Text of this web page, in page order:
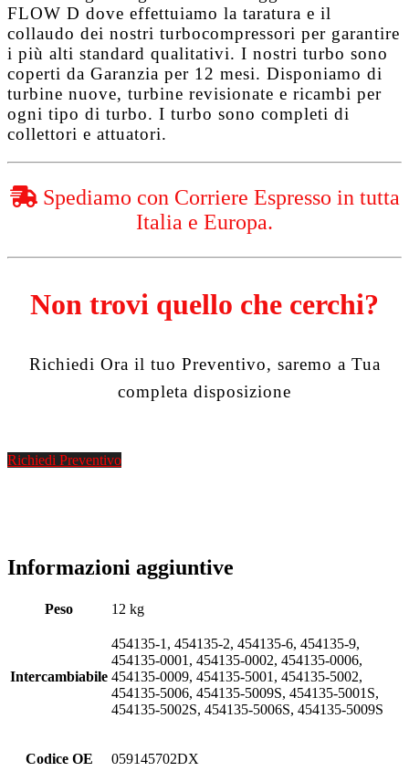
FLOW D dove effettuiamo la taratura e il
collaudo dei nostri turbocompressori per garantire
i più alti standard qualitativi. I nostri turbo sono
coperti da Garanzia per 12 mesi. Disponiamo di
turbine nuove, turbine revisionate e ricambi per
ogni tipo di turbo. I turbo sono completi di
collettori e attuatori.
Spediamo con Corriere Espresso in tutta
Italia e Europa.
Non trovi quello che cerchi?
Richiedi Ora il tuo Preventivo, saremo a Tua
completa disposizione
Richiedi Preventivo
Informazioni aggiuntive
Peso 12 kg
Intercambiabile
454135-1, 454135-2, 454135-6, 454135-9,
454135-0001, 454135-0002, 454135-0006,
454135-0009, 454135-5001, 454135-5002,
454135-5006, 454135-5009S, 454135-5001S,
454135-5002S, 454135-5006S, 454135-5009S
Codice OE 059145702DX